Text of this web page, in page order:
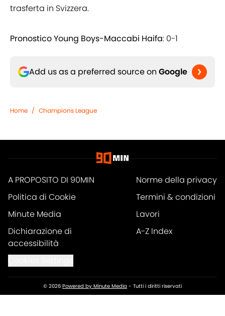
trasferta in Svizzera.
Pronostico Young Boys-Maccabi Haifa: 0-1
Add us as a preferred source on Google
Home / Champions League
A PROPOSITO DI 90MIN
Norme della privacy
Politica di Cookie
Termini & condizioni
Minute Media
Lavori
Dichiarazione di
accessibilità
A-Z Index
© 2026 Powered by Minute Media - Tutti i diritti riservati